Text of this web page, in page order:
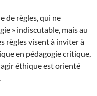
de règles, qui ne
» indiscutable, mais au
règles visent à inviter à
en pédagogie critique,
éthique est orienté